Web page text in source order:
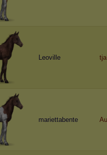
Leoville tja
mariettabente